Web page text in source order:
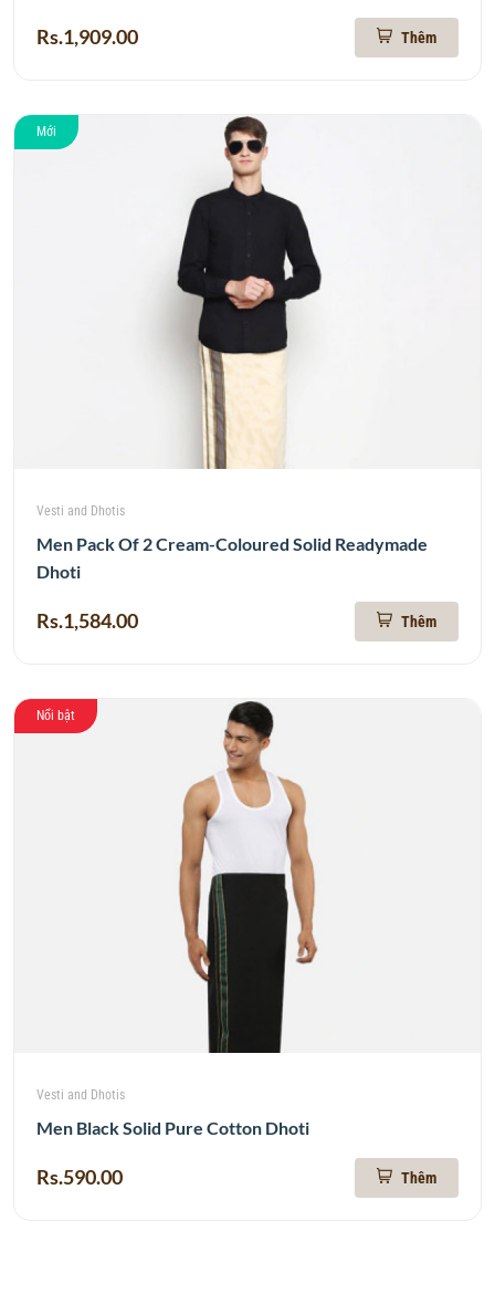
Rs.1,909.00 Thêm
Mới
Vesti and Dhotis
Men Pack Of 2 Cream-Coloured Solid Readymade
Dhoti
Rs.1,584.00 Thêm
Nổi bật
Vesti and Dhotis
Men Black Solid Pure Cotton Dhoti
Rs.590.00 Thêm